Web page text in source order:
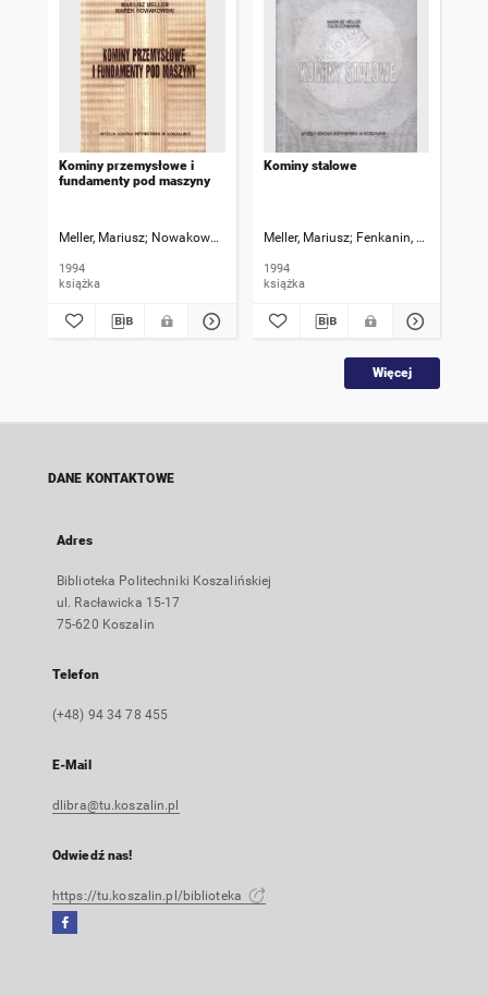
Kominy przemysłowe i
fundamenty pod maszyny
Meller, Mariusz Nowakowski, Marek
1994
książka
Kominy stalowe
Meller, Mariusz Fenkanin, Oleg
1994
książka
Więcej
DANE KONTAKTOWE
Adres
Biblioteka Politechniki Koszalińskiej
ul. Racławicka 15-17
75-620 Koszalin
Telefon
(+48) 94 34 78 455
E-Mail
dlibra@tu.koszalin.pl
Odwiedź nas!
https://tu.koszalin.pl/biblioteka
Facebook